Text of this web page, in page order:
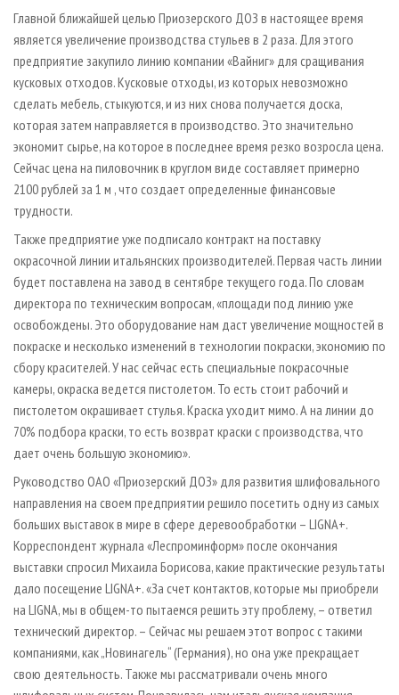
Главной ближайшей целью Приозерского ДОЗ в настоящее время
является увеличение производства стульев в 2 раза. Для этого
предприятие закупило линию компании «Вайниг» для сращивания
кусковых отходов. Кусковые отходы, из которых невозможно
сделать мебель, стыкуются, и из них снова получается доска,
которая затем направляется в производство. Это значительно
экономит сырье, на которое в последнее время резко возросла цена.
Сейчас цена на пиловочник в круглом виде составляет примерно
2100 рублей за 1 м , что создает определенные финансовые
трудности.
Также предприятие уже подписало контракт на поставку
окрасочной линии итальянских производителей. Первая часть линии
будет поставлена на завод в сентябре текущего года. По словам
директора по техническим вопросам, «площади под линию уже
освобождены. Это оборудование нам даст увеличение мощностей в
покраске и несколько изменений в технологии покраски, экономию по
сбору красителей. У нас сейчас есть специальные покрасочные
камеры, окраска ведется пистолетом. То есть стоит рабочий и
пистолетом окрашивает стулья. Краска уходит мимо. А на линии до
70% подбора краски, то есть возврат краски с производства, что
дает очень большую экономию».
Руководство ОАО «Приозерский ДОЗ» для развития шлифовального
направления на своем предприятии решило посетить одну из самых
больших выставок в мире в сфере деревообработки – LIGNA+.
Корреспондент журнала «Леспроминформ» после окончания
выставки спросил Михаила Борисова, какие практические результаты
дало посещение LIGNA+. «За счет контактов, которые мы приобрели
на LIGNA, мы в общем-то пытаемся решить эту проблему, – ответил
технический директор. – Сейчас мы решаем этот вопрос с такими
компаниями, как „Новинагель“ (Германия), но она уже прекращает
свою деятельность. Также мы рассматривали очень много